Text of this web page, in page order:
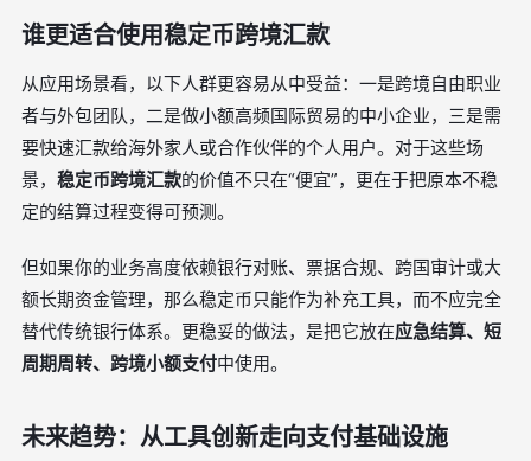
谁更适合使用稳定币跨境汇款
从应用场景看，以下人群更容易从中受益：一是跨境自由职业
者与外包团队，二是做小额高频国际贸易的中小企业，三是需
要快速汇款给海外家人或合作伙伴的个人用户。对于这些场
景， 稳定币跨境汇款的价值不只在“便宜”，更在于把原本不稳
定的结算过程变得可预测。
但如果你的业务高度依赖银行对账、票据合规、跨国审计或大
额长期资金管理，那么稳定币只能作为补充工具，而不应完全
替代传统银行体系。更稳妥的做法，是把它放在应急结算、短
周期周转、跨境小额支付中使用。
未来趋势：从工具创新走向支付基础设施